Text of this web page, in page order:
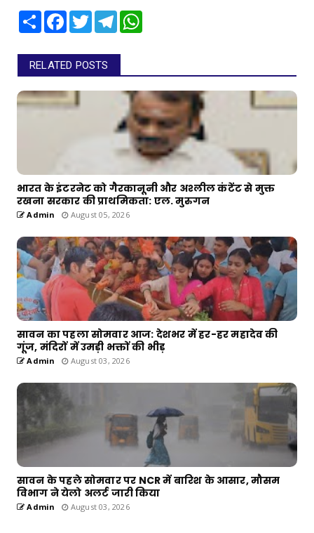
Share Facebook
TwitterTelegram
RELATED POSTS
भारत के इंटरनेट को गैरकानूनी और अश्लील कंटेंट से मुक्त
रखना सरकार की प्राथमिकता: एल. मुरुगन
Admin August 05, 2026
सावन का पहला सोमवार आज: देशभर में हर-हर महादेव की
गूंज, मंदिरों में उमड़ी भक्तों की भीड़
Admin August 03, 2026
सावन के पहले सोमवार पर NCR में बारिश के आसार, मौसम
विभाग ने येलो अलर्ट जारी किया
Admin August 03, 2026